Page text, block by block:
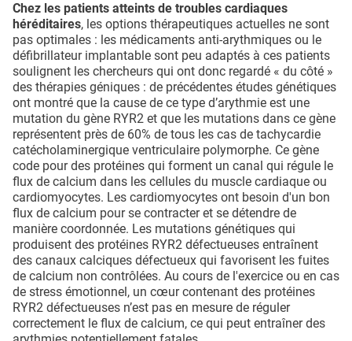
Chez les patients atteints de troubles cardiaques
héréditaires, les options thérapeutiques actuelles ne sont
pas optimales : les médicaments anti-arythmiques ou le
défibrillateur implantable sont peu adaptés à ces patients
soulignent les chercheurs qui ont donc regardé « du côté »
des thérapies géniques : de précédentes études génétiques
ont montré que la cause de ce type d’arythmie est une
mutation du gène RYR2 et que les mutations dans ce gène
représentent près de 60% de tous les cas de tachycardie
catécholaminergique ventriculaire polymorphe. Ce gène
code pour des protéines qui forment un canal qui régule le
flux de calcium dans les cellules du muscle cardiaque ou
cardiomyocytes. Les cardiomyocytes ont besoin d'un bon
flux de calcium pour se contracter et se détendre de
manière coordonnée. Les mutations génétiques qui
produisent des protéines RYR2 défectueuses entraînent
des canaux calciques défectueux qui favorisent les fuites
de calcium non contrôlées. Au cours de l'exercice ou en cas
de stress émotionnel, un cœur contenant des protéines
RYR2 défectueuses n’est pas en mesure de réguler
correctement le flux de calcium, ce qui peut entraîner des